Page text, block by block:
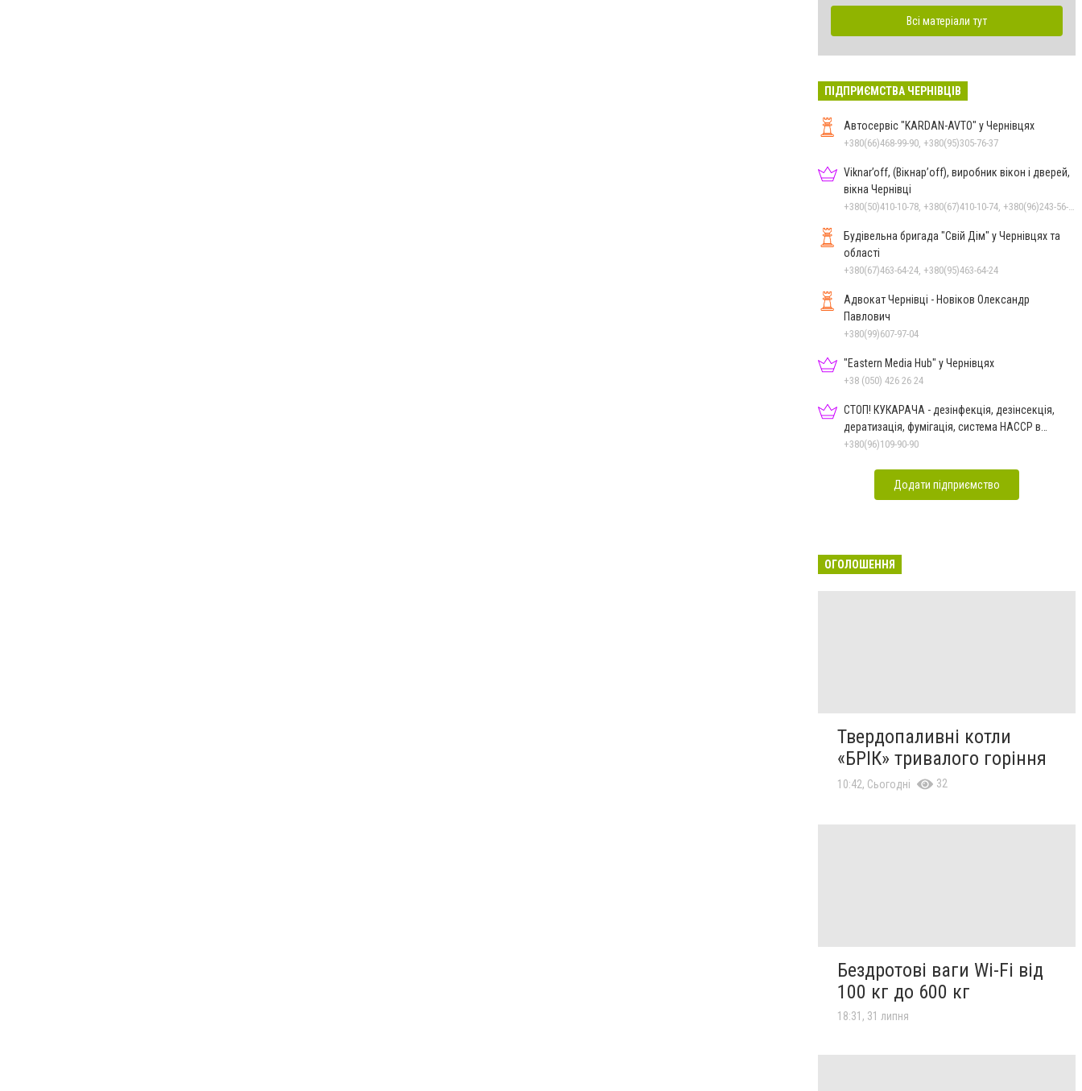
Всі матеріали тут
ПІДПРИЄМСТВА ЧЕРНІВЦІВ
Автосервіс "KARDAN-AVTO" у Чернівцях
+380(66)468-99-90, +380(95)305-76-37
Viknar’off, (Вікнар’off), виробник вікон і дверей,
вікна Чернівці
Будівельна бригада "Свій Дім" у Чернівцях та
області
+380(67)463-64-24, +380(95)463-64-24
Адвокат Чернівці - Новіков Олександр
Павлович
+380(99)607-97-04
"Eastern Media Hub" у Чернівцях
+38 (050) 426 26 24
СТОП! КУКАРАЧА - дезінфекція, дезінсекція,
дератизація, фумігація, система HACCP в
Чернівцях
+380(96)109-90-90
Додати підприємство
ОГОЛОШЕННЯ
Твердопаливні котли
«БРІК» тривалого горіння
10:42, Сьогодні 32
Бездротові ваги Wi-Fi від
100 кг до 600 кг
18:31, 31 липня